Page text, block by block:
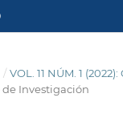
/ VOL. 11 NÚM. 1
Investigación